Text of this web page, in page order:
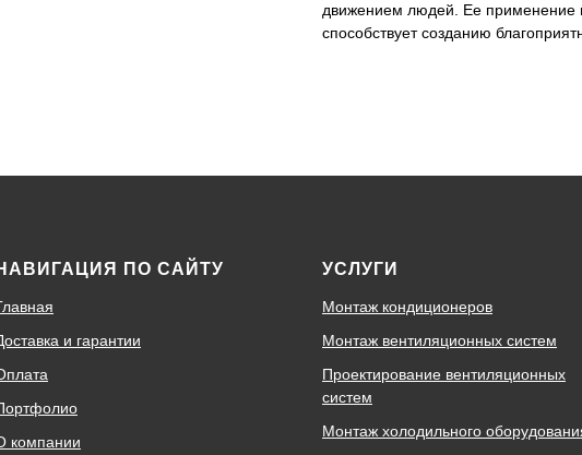
движением людей. Ее применение
способствует созданию
ПО САЙТУ
и гарантии
компании
УСЛУГИ
Монтаж кондиционеров
Монтаж вентиляционных систем
Проектирование вентиляционных
систем
Монтаж холодильного